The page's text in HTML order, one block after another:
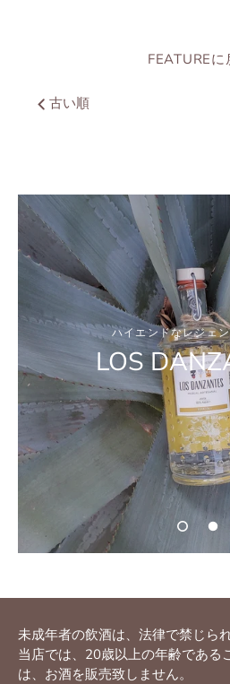
FEATUREに
古い順
ハイエンドなレジェ
LOS
未成年者の飲酒は、法律で禁じら
当店では、20歳以上の年齢である
は、お酒を販売致しません。